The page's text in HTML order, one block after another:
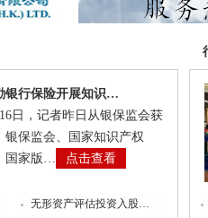
银行保险开展知识…
日，记者昨日从银保监会获
银保监会、国家知识产权
国家版…
点击查看
无形资产评估投资入股…